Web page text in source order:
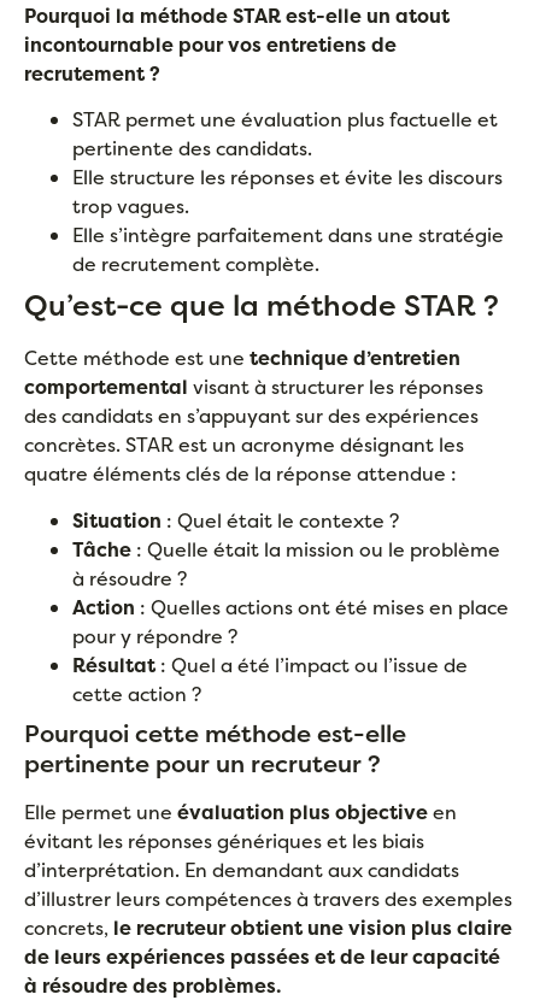
Pourquoi la méthode STAR est-elle un atout
incontournable pour vos entretiens de
recrutement ?
STAR permet une évaluation plus factuelle et
pertinente des candidats.
Elle structure les réponses et évite les discours
trop vagues.
Elle s’intègre parfaitement dans une stratégie
de recrutement complète.
Qu’est-ce que la méthode STAR ?
Cette méthode est une technique d’entretien
comportemental visant à structurer les réponses
des candidats en s’appuyant sur des expériences
concrètes. STAR est un acronyme désignant les
quatre éléments clés de la réponse attendue :
Situation : Quel était le contexte ?
Tâche : Quelle était la mission ou le problème
à résoudre ?
Action : Quelles actions ont été mises en place
pour y répondre ?
Résultat: Quel a été l’impact ou l’issue de
cette action ?
Pourquoi cette méthode est-elle
pertinente pour un recruteur ?
Elle permet une évaluation plus objectiveen
évitant les réponses génériques et les biais
d’interprétation. En demandant aux candidats
d’illustrer leurs compétences à travers des exemples
concrets, le recruteur obtient une vision plus claire
de leurs expériences passées et de leur capacité
à résoudre des problèmes.